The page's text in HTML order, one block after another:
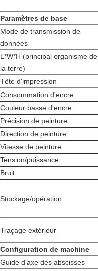
Paramètres de base
Mode de transmission de
données
L*W*H (principal organisme de
la terre)
Tête d'impression
Consommation d'encre
Couleur basse d'encre
Précision de peinture
Direction de peinture
Vitesse de peinture
Tension/puissance
Bruit
Stockage/opération
Traçage extérieur
Configuration de machine
Guide d'axe des abscisses